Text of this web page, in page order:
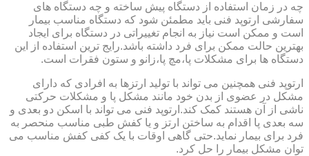
چه در زمان استفاده از دستگاه پیش ساخته و چه دستگاه های
سفارشی ارتوپد فنی باید مطمئن شود که دستگاه مناسب بیمار
است و ممکن است نیاز به انجام تغییراتی در دستگاه برای ایجاد
بهترین حالت ممکن برای فرد داشته باشد.رایج ترین استفاده از این
دستگاه ها برای مشکلات پا،مچ پا،زانو و ستون فقرات است.
ارتوپد فنی همچنین می تواند با تولید ارتزها به افرادی که دارای
مشکل در عضوی از بدن خود مانند مشکل پا و مشکلات حرکتی
ناشی از آن هستند کمک کند.ارتوپد فنی می تواند با اسکن دو بعدی و
سه بعدی پا اقدام به ساختن ارتز و یا کفش طبی مناسب منحصر به
فرد برای بیمار نماید.حتی گاهی اوقات با یک کفی کفش مناسب می
توان مشکل بیمار را حل کرد.